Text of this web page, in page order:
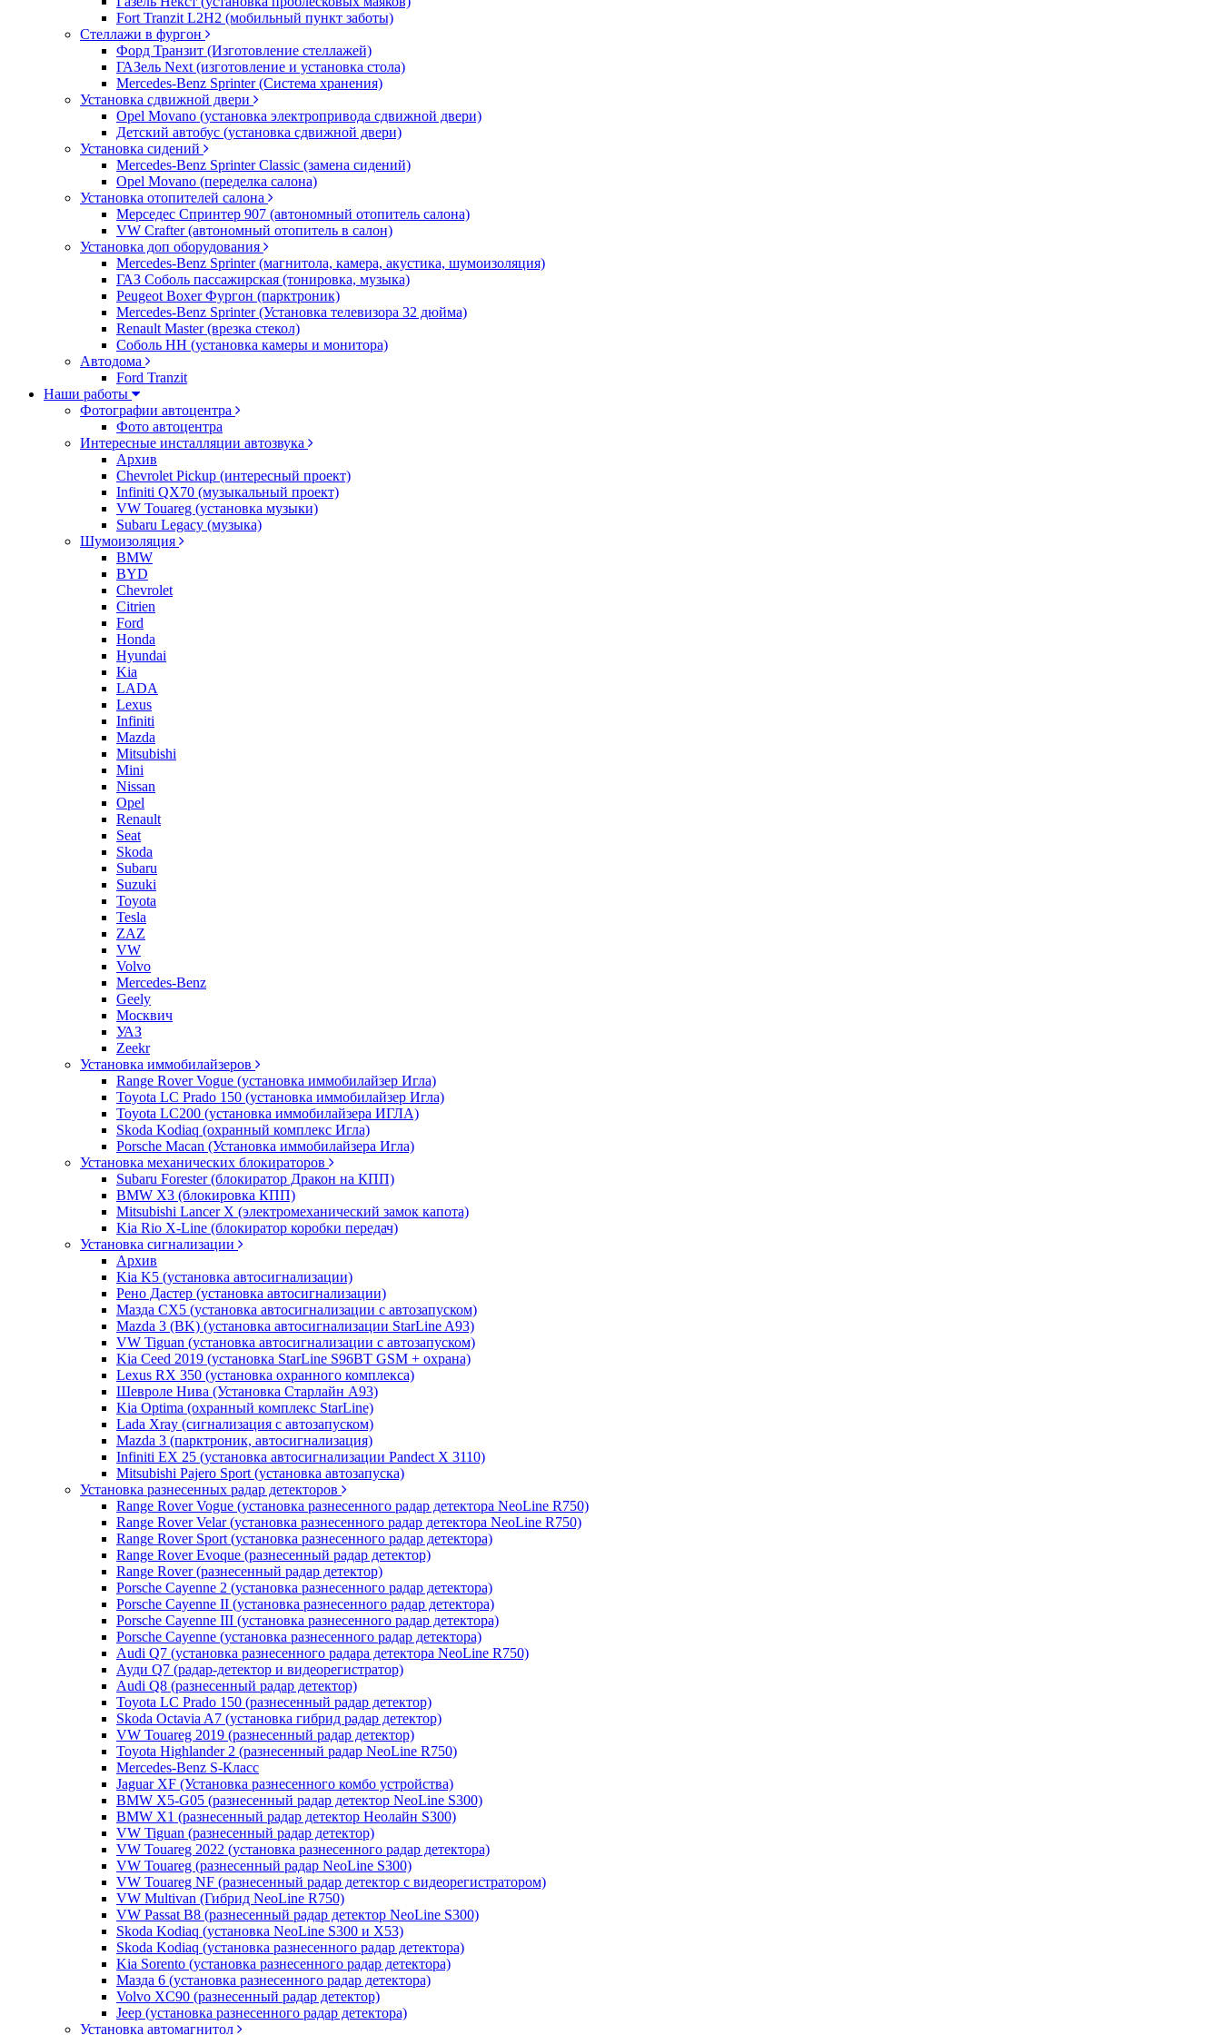
Fort Tranzit L2H2 (мобильный пункт заботы)
Стеллажи в фургон
Форд Транзит (Изготовление стеллажей)
ГАЗель Next (изготовление и установка стола)
Mercedes-Benz Sprinter (Система хранения)
Установка сдвижной двери
Opel Movano (установка электропривода сдвижной двери)
Детский автобус (установка сдвижной двери)
Установка сидений
Mercedes-Benz Sprinter Classic (замена сидений)
Opel Movano (переделка салона)
Установка отопителей салона
Мерседес Спринтер 907 (автономный отопитель салона)
VW Crafter (автономный отопитель в салон)
Установка доп оборудования
Mercedes-Benz Sprinter (магнитола, камера, акустика, шумоизоляция)
ГАЗ Соболь пассажирская (тонировка, музыка)
Peugeot Boxer Фургон (парктроник)
Mercedes-Benz Sprinter (Установка телевизора 32 дюйма)
Renault Master (врезка стекол)
Соболь НН (установка камеры и монитора)
Автодома
Ford Tranzit
Наши работы
Фотографии автоцентра
Фото автоцентра
Интересные инсталляции автозвука
Архив
Chevrolet Pickup (интересный проект)
Infiniti QX70 (музыкальный проект)
VW Touareg (установка музыки)
Subaru Legacy (музыка)
Шумоизоляция
BMW
BYD
Chevrolet
Citrien
Ford
Honda
Hyundai
Kia
LADA
Lexus
Infiniti
Mazda
Mitsubishi
Mini
Nissan
Opel
Renault
Seat
Skoda
Subaru
Suzuki
Toyota
Tesla
ZAZ
VW
Volvo
Mercedes-Benz
Geely
Москвич
УАЗ
Zeekr
Установка иммобилайзеров
Range Rover Vogue (установка иммобилайзер Игла)
Toyota LC Prado 150 (установка иммобилайзер Игла)
Toyota LC200 (установка иммобилайзера ИГЛА)
Skoda Kodiaq (охранный комплекс Игла)
Porsche Macan (Установка иммобилайзера Игла)
Установка механических блокираторов
Subaru Forester (блокиратор Дракон на КПП)
BMW X3 (блокировка КПП)
Mitsubishi Lancer X (электромеханический замок капота)
Kia Rio X-Line (блокиратор коробки передач)
Установка сигнализации
Архив
Kia K5 (установка автосигнализации)
Рено Дастер (установка автосигнализации)
Мазда CХ5 (установка автосигнализации с автозапуском)
Mazda 3 (BK) (установка автосигнализации StarLine A93)
VW Tiguan (установка автосигнализации с автозапуском)
Kia Ceed 2019 (установка StarLine S96BT GSM + охрана)
Lexus RX 350 (установка охранного комплекса)
Шевроле Нива (Установка Старлайн А93)
Kia Optima (охранный комплекс StarLine)
Lada Xray (сигнализация с автозапуском)
Mazda 3 (парктроник, автосигнализация)
Infiniti EX 25 (установка автосигнализации Pandect X 3110)
Mitsubishi Pajero Sport (установка автозапуска)
Установка разнесенных радар детекторов
Range Rover Vogue (установка разнесенного радар детектора NeoLine R750)
Range Rover Velar (установка разнесенного радар детектора NeoLine R750)
Range Rover Sport (установка разнесенного радар детектора)
Range Rover Evoque (разнесенный радар детектор)
Range Rover (разнесенный радар детектор)
Porsche Cayenne 2 (установка разнесенного радар детектора)
Porsche Cayenne II (установка разнесенного радар детектора)
Porsche Cayenne III (установка разнесенного радар детектора)
Porsche Cayenne (установка разнесенного радар детектора)
Audi Q7 (установка разнесенного радара детектора NeoLine R750)
Ауди Q7 (радар-детектор и видеорегистратор)
Audi Q8 (разнесенный радар детектор)
Toyota LC Prado 150 (разнесенный радар детектор)
Skoda Octavia A7 (установка гибрид радар детектор)
VW Touareg 2019 (разнесенный радар детектор)
Toyota Highlander 2 (разнесенный радар NeoLine R750)
Mercedes-Benz S-Класс
Jaguar XF (Установка разнесенного комбо устройства)
BMW X5-G05 (разнесенный радар детектор NeoLine S300)
BMW X1 (разнесенный радар детектор Неолайн S300)
VW Tiguan (разнесенный радар детектор)
VW Touareg 2022 (установка разнесенного радар детектора)
VW Touareg (разнесенный радар NeoLine S300)
VW Touareg NF (разнесенный радар детектор с видеорегистратором)
VW Multivan (Гибрид NeoLine R750)
VW Passat B8 (разнесенный радар детектор NeoLine S300)
Skoda Kodiaq (установка NeoLine S300 и X53)
Skoda Kodiaq (установка разнесенного радар детектора)
Kia Sorento (установка разнесенного радар детектора)
Мазда 6 (установка разнесенного радар детектора)
Volvo XC90 (разнесенный радар детектор)
Jeep (установка разнесенного радар детектора)
Установка автомагнитол